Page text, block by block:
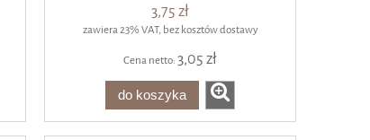
3,75 zł
zawiera 23% VAT, bez kosztów dostawy
Cena netto:3,05 zł
do koszyka